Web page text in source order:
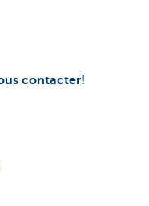
contacter!